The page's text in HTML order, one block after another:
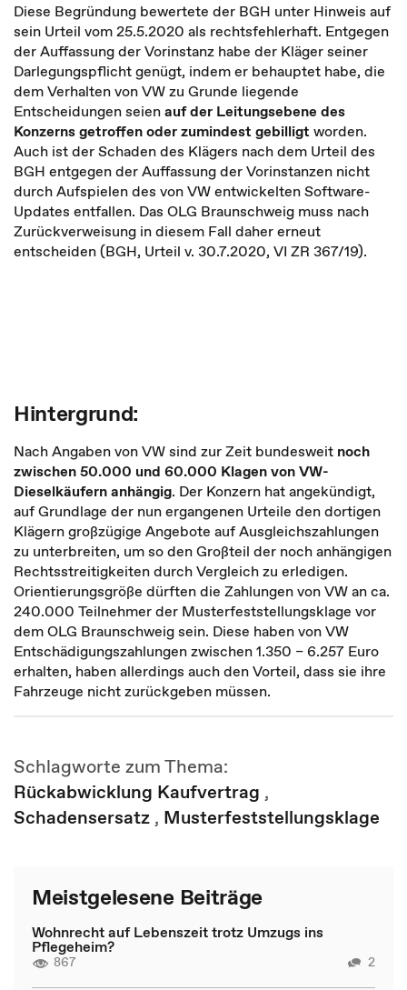
Diese Begründung bewertete der BGH unter Hinweis auf
sein Urteil vom 25.5.2020 als rechtsfehlerhaft. Entgegen
der Auffassung der Vorinstanz habe der Kläger seiner
Darlegungspflicht genügt, indem er behauptet habe, die
dem Verhalten von VW zu Grunde liegende
Entscheidungen seienauf der Leitungsebene des
Konzerns getroffen oder zumindest gebilligt worden.
Auch ist der Schaden des Klägers nach dem Urteil des
BGH entgegen der Auffassung der Vorinstanzen nicht
durch Aufspielen des von VW entwickelten Software-
Updates entfallen. Das OLG Braunschweig muss nach
Zurückverweisung in diesem Fall daher erneut
entscheiden (BGH, Urteil v. 30.7.2020, VI ZR 367/19).
Hintergrund:
Nach Angaben von VW sind zur Zeit bundesweit noch
zwischen 50.000 und 60.000 Klagen von VW-
Dieselkäufern anhängig. Der Konzern hat angekündigt,
auf Grundlage der nun ergangenen Urteile den dortigen
Klägern großzügige Angebote auf Ausgleichszahlungen
zu unterbreiten, um so den Großteil der noch anhängigen
Rechtsstreitigkeiten durch Vergleich zu erledigen.
Orientierungsgröße dürften die Zahlungen von VW an ca.
240.000 Teilnehmer der Musterfeststellungsklage vor
dem OLG Braunschweig sein. Diese haben von VW
Entschädigungszahlungen zwischen 1.350 – 6.257 Euro
erhalten, haben allerdings auch den Vorteil, dass sie ihre
Fahrzeuge nicht zurückgeben müssen.
Schlagworte zum Thema:
Rückabwicklung Kaufvertrag ,
Schadensersatz , Musterfeststellungsklage
Meistgelesene Beiträge
Wohnrecht auf Lebenszeit trotz Umzugs ins
Pflegeheim?
867 2